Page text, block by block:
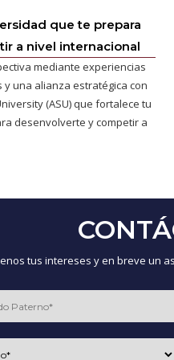
que te prepara
a nivel internacional
mediante experiencias
una alianza estratégica con
(ASU) que fortalece tu
desenvolverte y competir a
tus intereses y en breve un